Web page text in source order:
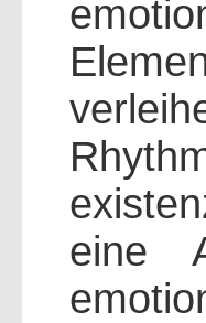
eine